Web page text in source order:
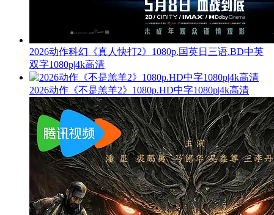
2026动作科幻《真人快打2》1080p.国英日三语.BD中英
双字1080p|4k高清
2026动作《不是羔羊2》1080p.HD中字1080p|4k高清